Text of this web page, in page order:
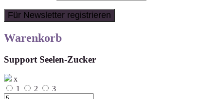
Warenkorb
Support Seelen-Zucker
x
1
2 3